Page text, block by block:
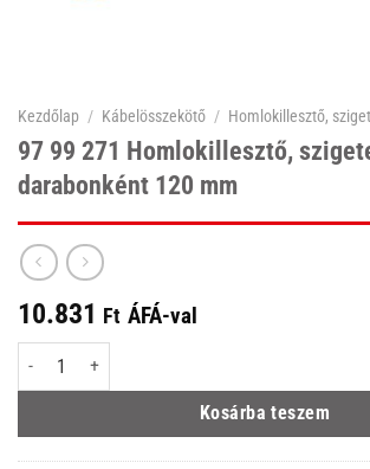
Kezdőlap / Kábelösszekötő / Homlokillesztő,
97 99 271 Homlokillesztő,
darabonként 120 mm
10.831 Ft ÁFÁ-val
97 99 271 Homlokillesztő, szigetelt 100 darabonként
Kosárba teszem